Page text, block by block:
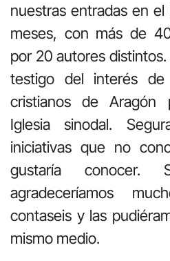
nuestras entradas en
meses, con más de
por 20 autores
testigo del interés
cristianos de Aragón
Iglesia sinodal.
iniciativas que no
gustaría
agradeceríamos
contaseis y las
mismo medio.